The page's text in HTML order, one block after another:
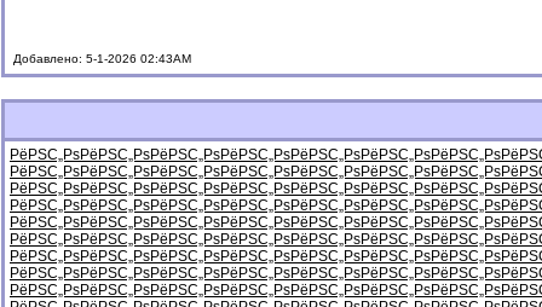
Добавлено: 5-1-2026 02:43AM
РёРЅС„РѕРёРЅС„РѕРёРЅС„РѕРёРЅС„РѕРёРЅС„РѕРёРЅС„РѕРёРЅС„Рѕ
РёРЅС„РѕРёРЅС„РѕРёРЅС„РѕРёРЅС„РѕРёРЅС„РѕРёРЅС„РѕРёРЅС„Рѕ
РёРЅС„РѕРёРЅС„РѕРёРЅС„РѕРёРЅС„РѕРёРЅС„РѕРёРЅС„РѕРёРЅС„Рѕ
РёРЅС„РѕРёРЅС„РѕРёРЅС„РѕРёРЅС„РѕРёРЅС„РѕРёРЅС„РѕРёРЅС„Рѕ
РёРЅС„РѕРёРЅС„РѕРёРЅС„РѕРёРЅС„РѕРёРЅС„РѕРёРЅС„РѕРёРЅС„Рѕ
РёРЅС„РѕРёРЅС„РѕРёРЅС„РѕРёРЅС„РѕРёРЅС„РѕРёРЅС„РѕРёРЅС„Рѕ
РёРЅС„РѕРёРЅС„РѕРёРЅС„РѕРёРЅС„РѕРёРЅС„РѕРёРЅС„РѕРёРЅС„Рѕ
РёРЅС„РѕРёРЅС„РѕРёРЅС„РѕРёРЅС„РѕРёРЅС„РѕРёРЅС„РѕРёРЅС„Рѕ
РёРЅС„РѕРёРЅС„РѕРёРЅС„РѕРёРЅС„РѕРёРЅС„РѕРёРЅС„РѕРёРЅС„Рѕ